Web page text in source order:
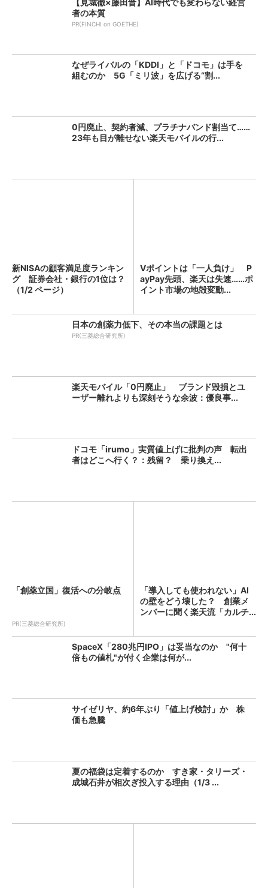
【見城徹×藤田晋】AI時代でも変わらない経営
者の本質
PR(FINCHI on GOETHE)
なぜライバルの「KDDI」と「ドコモ」は手を
組むのか 5G「ミリ波」を広げる“割...
0円廃止、契約者減、プラチナバンド割当て……
23年も目が離せない楽天モバイルの行...
新NISAの顧客満足度ランキン
グ 証券会社・銀行の1位は？
（1/2 ページ）
Vポイントは「一人負け」 P
ayPay先頭、楽天は失速……ポ
イント市場の地殻変動...
日本の創薬力低下、その本当の課題とは
PR(三菱総合研究所)
楽天モバイル「0円廃止」 ブランド毀損とユ
ーザー離れよりも深刻そうな余波：優良事...
ドコモ「irumo」実質値上げに批判の声 転出
者はどこへ行く？：残留？ 乗り換え...
「創薬立国」復活への分岐点
PR(三菱総合研究所)
「導入しても使われない」AI
の壁をどう壊した？ 創業メ
ンバーに聞く楽天流「カルチ...
SpaceX「280兆円IPO」は妥当なのか "何十
倍もの値札"が付く企業は何が...
サイゼリヤ、約6年ぶり「値上げ検討」か 株
価も急騰
夏の福袋は定着するのか すき家・タリーズ・
成城石井が相次ぎ投入する理由（1/3 ...